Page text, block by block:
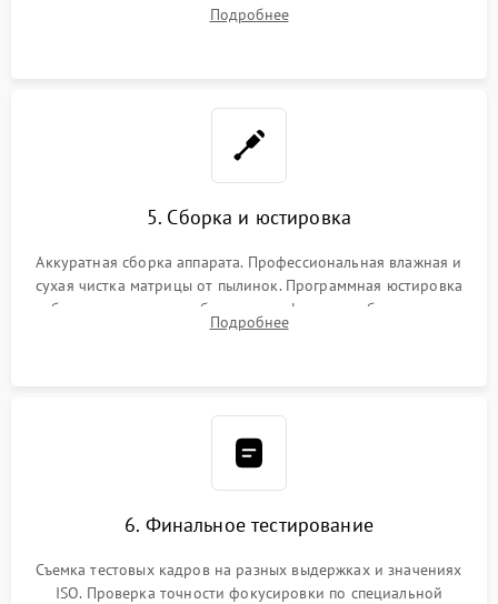
автофокуса. Восстановление геометрии тубуса объектива
Подробнее
5. Сборка и юстировка
Аккуратная сборка аппарата. Профессиональная влажная и
сухая чистка матрицы от пылинок. Программная юстировка
рабочего отрезка, калибровка автофокуса, стабилизатора и
экспозамера с помощью сервисного ПО.
Подробнее
6. Финальное тестирование
Съемка тестовых кадров на разных выдержках и значениях
ISO. Проверка точности фокусировки по специальной